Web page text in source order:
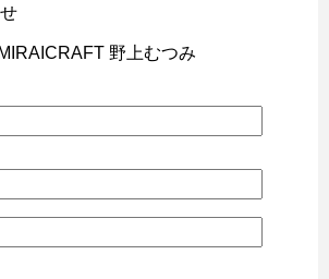
MIRAICRAFT 野上むつみ